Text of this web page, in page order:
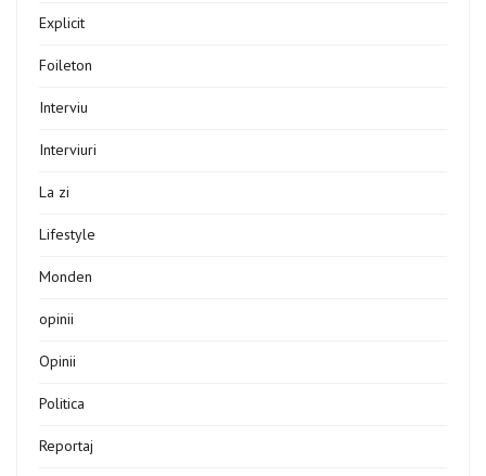
Explicit
Foileton
Interviu
Interviuri
La zi
Lifestyle
Monden
opinii
Opinii
Politica
Reportaj